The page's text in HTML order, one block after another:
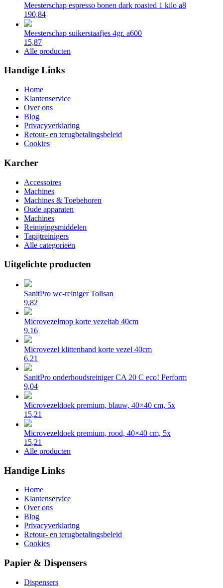
Meesterschap espresso bonen dark roasted 1 kilo a8
190,84
Meesterschap suikerstaafjes 4gr. a600
15,87
Alle producten
Handige Links
Home
Klantenservice
Over ons
Blog
Privacyverklaring
Retour- en terugbetalingsbeleid
Cookies
Karcher
Accessoires
Machines
Machines & Toebehoren
Oude apparaten
Machines
Reinigingsmiddelen
Tapijtreinigers
Alle categorieën
Uitgelichte producten
SanitPro wc-reiniger Tolisan
9,82
Microvezelmop korte vezeltab 40cm
9,16
Microvezel klittenband korte vezel 40cm
6,21
SanitPro onderhoudsreiniger CA 20 C eco! Perform
9,04
Microvezeldoek premium, blauw, 40×40 cm, 5x
15,21
Microvezeldoek premium, rood, 40×40 cm, 5x
15,21
Alle producten
Handige Links
Home
Klantenservice
Over ons
Blog
Privacyverklaring
Retour- en terugbetalingsbeleid
Cookies
Papier & Dispensers
Dispensers